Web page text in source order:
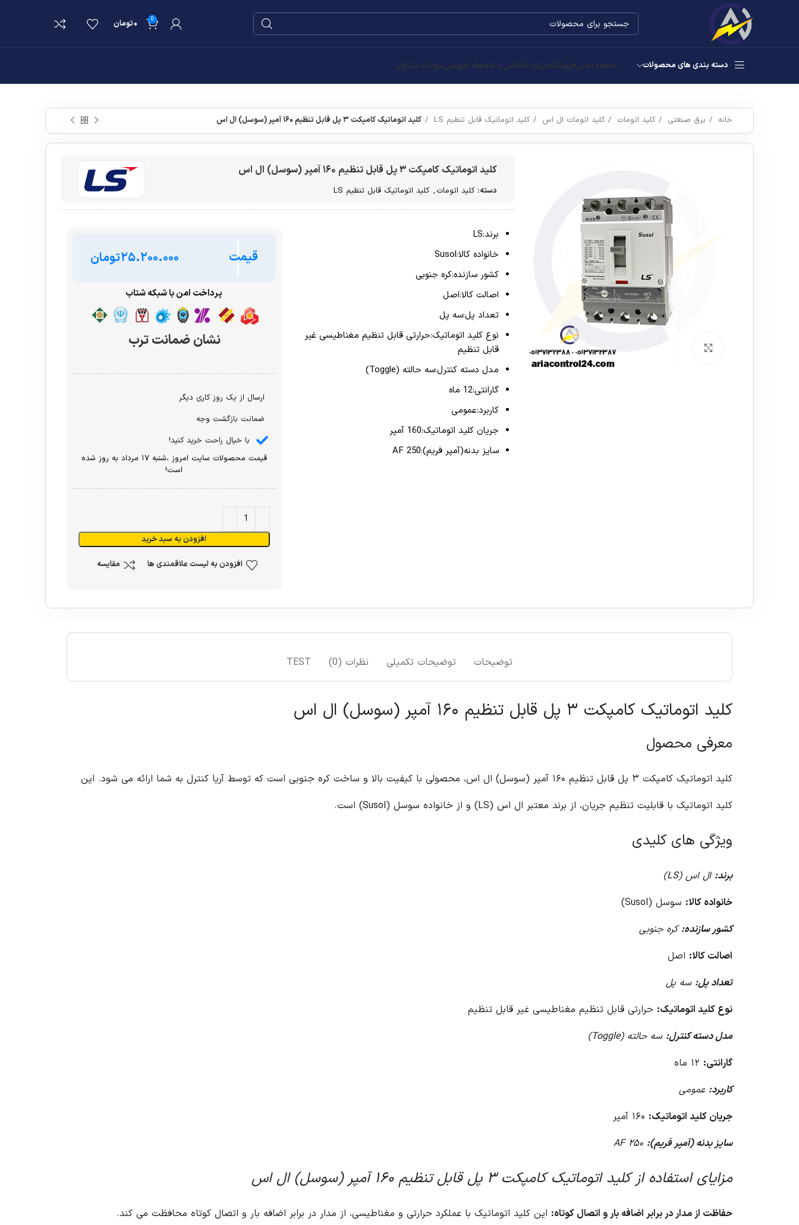
0 ۰تومان
دسته بندی های محصولات صفحه اصلیفروشگاهدرباره ماتماس با مامجله آموزشیسوالات متداول
خانه برق صنعتی کلید اتومات کلید اتومات ال اس کلید اتوماتیک قابل تنظیم LS کلید اتوماتیک کامپکت ۳ پل قابل تنظیم ۱۶۰ آمپر (سوسل) ال اس
برای بزرگنمایی کلیک کنید
کلید اتوماتیک کامپکت ۳ پل قابل تنظیم ۱۶۰ آمپر (سوسل) ال اس
دسته: کلید اتومات , کلید اتوماتیک قابل تنظیم LS
برند:LS
خانواده کالا:Susol
کشور سازنده:کره جنوبی
اصالت کالا:اصل
تعداد پل:سه پل
نوع کلید اتوماتیک:حرارتی قابل تنظیم مغناطیسی غیر
قابل تنظیم
مدل دسته کنترل:سه حالته (Toggle)
گارانتی:12 ماه
کاربرد:عمومی
جریان کلید اتوماتیک:160 آمپر
سایز بدنه(آمپر فریم):250 AF
قیمت تومان
پرداخت امن با شبکه شتاب
نشان ضمانت ترب
ارسال از یک روز کاری دیگر
ضمانت بازگشت وجه
با خیال راحت خرید کنید!
قیمت محصولات سایت امروز ،شنبه ۱۷ مرداد به روز شده
است!
افزودن به سبد خرید
افزودن به لیست علاقمندی ها مقایسه
توضیحات توضیحات تکمیلی نظرات (0) TEST
کلید اتوماتیک کامپکت ۳ پل قابل تنظیم ۱۶۰ آمپر (سوسل) ال اس
معرفی محصول
کلید اتوماتیک کامپکت ۳ پل قابل تنظیم ۱۶۰ آمپر (سوسل) ال اس، محصولی با کیفیت بالا و ساخت کره جنوبی است که توسط آریا کنترل به شما ارائه می شود. این
کلید اتوماتیک با قابلیت تنظیم جریان، از برند معتبر ال اس (LS) و از خانواده سوسل (Susol) است.
ویژگی های کلیدی
برند: ال اس (LS)
خانواده کالا: سوسل (Susol)
کشور سازنده:کره جنوبی
اصالت کالا: اصل
تعداد پل: سه پل
نوع کلید اتوماتیک: حرارتی قابل تنظیم مغناطیسی غیر قابل تنظیم
مدل دسته کنترل: سه حالته (Toggle)
گارانتی:
کاربرد: عمومی
جریان کلید اتوماتیک:
سایز بدنه (آمپر فریم):
مزایای استفاده از کلید اتوماتیک کامپکت ۳ پل قابل تنظیم ۱۶۰ آمپر (سوسل) ال اس
حفاظت از مدار در برابر اضافه بار و اتصال کوتاه: این کلید اتوماتیک با عملکرد حرارتی و مغناطیسی، از مدار در برابر اضافه بار و اتصال کوتاه محافظت می کند.